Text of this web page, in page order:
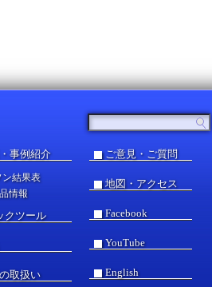
事例紹介
ン結果表
情報
クツール
取扱い
ご意見・ご質問
地図・アクセス
Facebook
YouTube
English